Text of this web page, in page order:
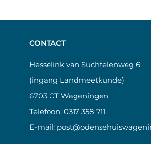
CONTACT
Hesselink van Suchtelenweg 6
(ingang Landmeetkunde)
6703 CT Wageningen
Telefoon: 0317 358 711
E-mail: